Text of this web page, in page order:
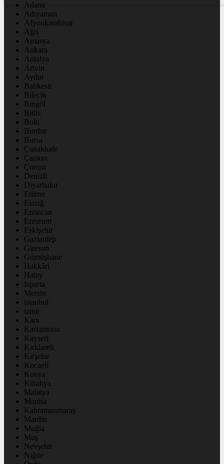
Adana
Adıyaman
Afyonkarahisar
Ağrı
Amasya
Ankara
Antalya
Artvin
Aydın
Balıkesir
Bilecik
Bingöl
Bitlis
Bolu
Burdur
Bursa
Çanakkale
Çankırı
Çorum
Denizli
Diyarbakır
Edirne
Elazığ
Erzincan
Erzurum
Eskişehir
Gaziantep
Giresun
Gümüşhane
Hakkâri
Hatay
Isparta
Mersin
istanbul
izmir
Kars
Kastamonu
Kayseri
Kırklareli
Kırşehir
Kocaeli
Konya
Kütahya
Malatya
Manisa
Kahramanmaraş
Mardin
Muğla
Muş
Nevşehir
Niğde